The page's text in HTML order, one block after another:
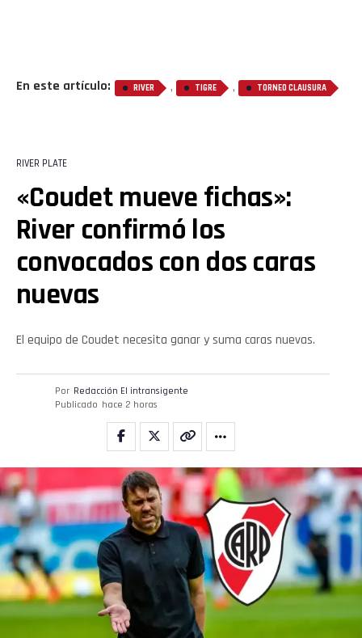
En este artículo: RIVER , TIGRE , TORNEO CLAUSURA
RIVER PLATE
«Coudet mueve fichas»:
River confirmó los
convocados con dos caras
nuevas
El equipo de Coudet necesita ganar y suma caras nuevas.
Por Redacción El intransigente
Publicado hace 2 horas